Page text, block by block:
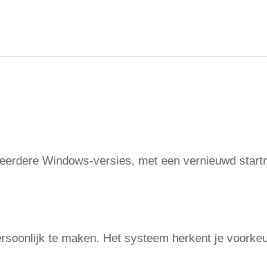
Windows-versies, met een vernieuwd
te maken. Het systeem herkent je